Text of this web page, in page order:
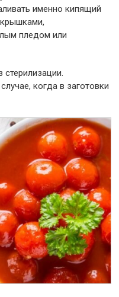
именно кипящий
пледом или
стерилизации.
когда в заготовки